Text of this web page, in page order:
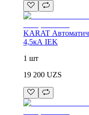
KARAT
4,5кА IEK
1 шт
19 200 UZS